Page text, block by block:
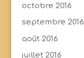
octobre 2016
septembre 2016
août 2016
juillet 2016